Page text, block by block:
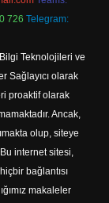
726 Telegram:
Teknolojileri ve
Sağlayıcı olarak
proaktif olarak
Ancak,
olup, siteye
internet sitesi,
bağlantısı
makaleler